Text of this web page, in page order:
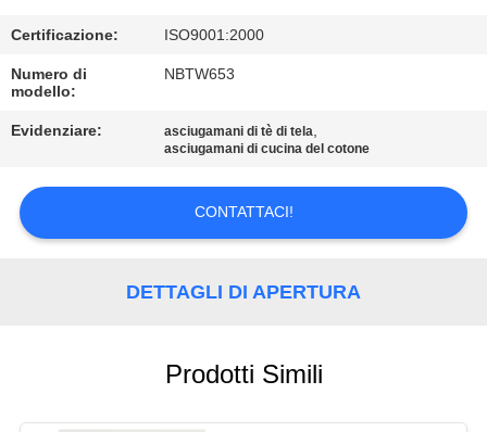
CONTATTICI
DEL
SITO
PRIVACY
Certificazione: ISO9001:2000
Numero di
modello:
NBTW653
Evidenziare: asciugamani di tè di tela,
asciugamani di cucina del cotone
CONTATTACI!
DETTAGLI DI APERTURA
Prodotti Simili